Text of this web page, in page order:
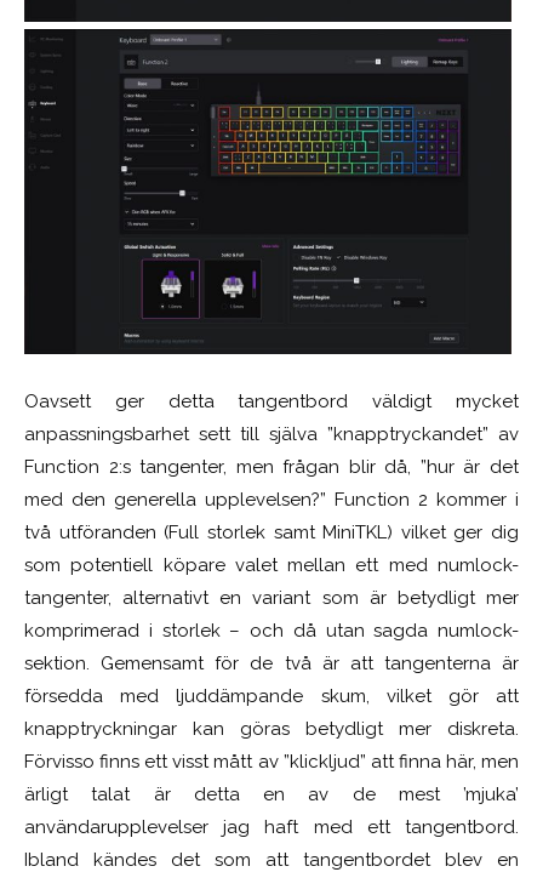
Oavsett ger detta tangentbord väldigt mycket
anpassningsbarhet sett till själva ”knapptryckandet” av
Function 2:s tangenter, men frågan blir då, ”hur är det
med den generella upplevelsen?” Function 2 kommer i
två utföranden (Full storlek samt MiniTKL) vilket ger dig
som potentiell köpare valet mellan ett med numlock-
tangenter, alternativt en variant som är betydligt mer
komprimerad i storlek – och då utan sagda numlock-
sektion. Gemensamt för de två är att tangenterna är
försedda med ljuddämpande skum, vilket gör att
knapptryckningar kan göras betydligt mer diskreta.
Förvisso finns ett visst mått av ”klickljud” att finna här, men
ärligt talat är detta en av de mest ’mjuka’
användarupplevelser jag haft med ett tangentbord.
Ibland kändes det som att tangentbordet blev en